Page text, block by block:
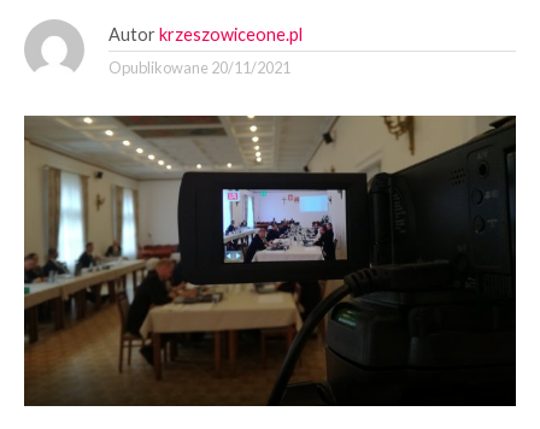
Autor krzeszowiceone.pl
Opublikowane 20/11/2021